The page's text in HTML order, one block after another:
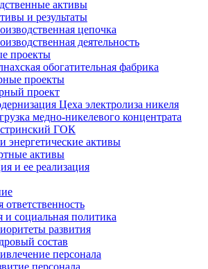
активы
и результаты
цепочка
деятельность
проекты
обогатительная фабрика
проекты
проект
Цеха электролиза никеля
медно-никелевого концентрата
ГОК
энергетические активы
активы
и ее реализация
ответственность
и социальная политика
развития
состав
персонала
персонала